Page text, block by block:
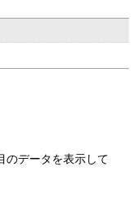
のデータを表示して